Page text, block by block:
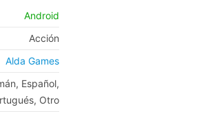
Android
Acción
Alda Games
Español,
Otro